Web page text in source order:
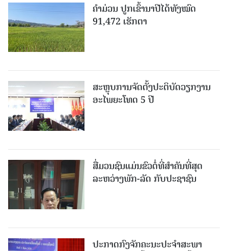
ຄໍາມ່ວນ ປູກເຂົ້ານາປີໄດ້ທັງໝົດ
91,472 ເຮັກຕາ
ສະຫຼຸບການຈັດຕັ້ງປະຕິບັດວຽກງານ
ອະໄພຍະໂທດ 5 ປີ
ສື່ມວນຊົນແມ່ນຂົວຕໍ່ທີ່ສໍາຄັນທີ່ສຸດ
ລະຫວ່າງພັກ-ລັດ ກັບປະຊາຊົນ
ປະກາດກົງຈັກຄະນະປະຈໍາສະພາ